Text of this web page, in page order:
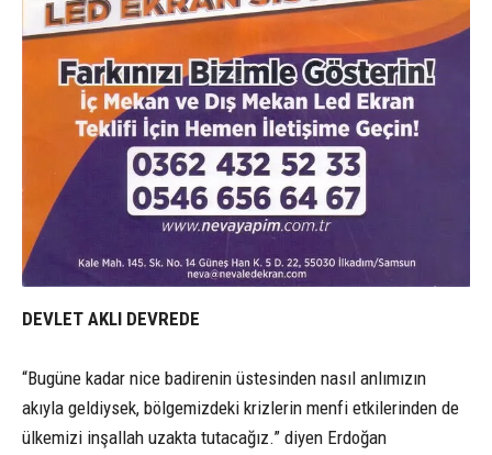
DEVLET AKLI DEVREDE
“Bugüne kadar nice badirenin üstesinden nasıl anlımızın
akıyla geldiysek, bölgemizdeki krizlerin menfi etkilerinden de
ülkemizi inşallah uzakta tutacağız.” diyen Erdoğan